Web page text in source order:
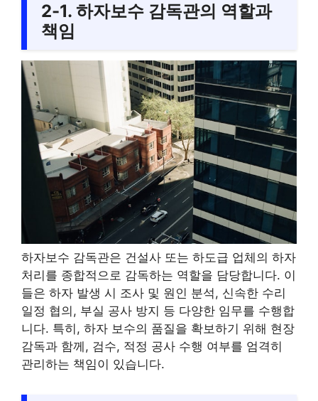
2-1. 하자보수 감독관의 역할과
책임
하자보수 감독관은 건설사 또는 하도급 업체의 하자
처리를 종합적으로 감독하는 역할을 담당합니다. 이
들은 하자 발생 시 조사 및 원인 분석, 신속한 수리
일정 협의, 부실 공사 방지 등 다양한 임무를 수행합
니다. 특히, 하자 보수의 품질을 확보하기 위해 현장
감독과 함께, 검수, 적정 공사 수행 여부를 엄격히
관리하는 책임이 있습니다.